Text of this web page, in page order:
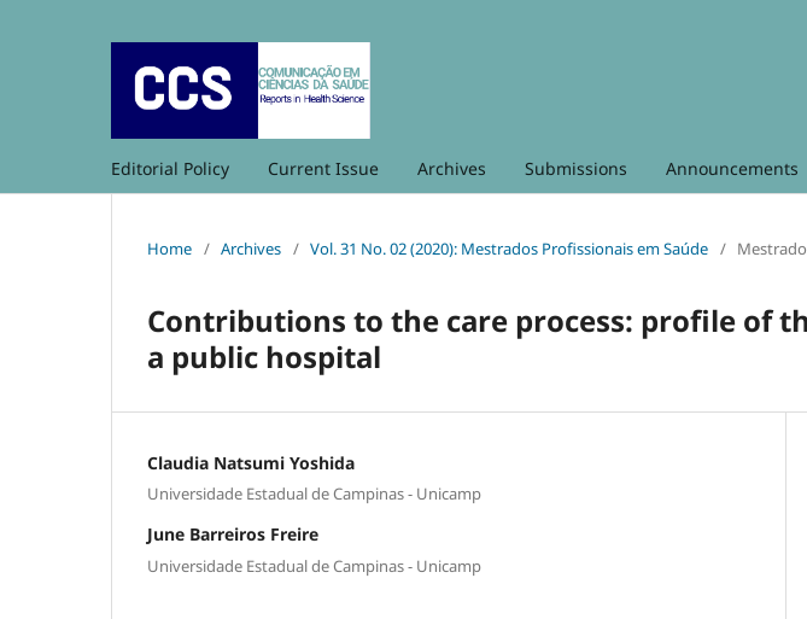
Editorial Policy Current Issue Archives Submissions Announcements
Home / Archives / Vol. 31 No. 02 (2020): Mestrados Profissionais em Saúde /
Contributions to the care process: profile of
a public hospital
Claudia Natsumi Yoshida
Universidade Estadual de Campinas - Unicamp
June Barreiros Freire
Universidade Estadual de Campinas - Unicamp